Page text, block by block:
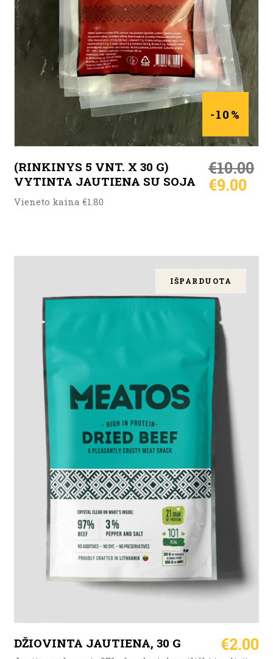
-10%
(RINKINYS 5 VNT. X 30 G)
VYTINTA JAUTIENA SU SOJA
€10.00
€9.00
Vieneto kaina €1.80
IŠPARDUOTA
DAUGIAU
DŽIOVINTA JAUTIENA, 30 G €2.00